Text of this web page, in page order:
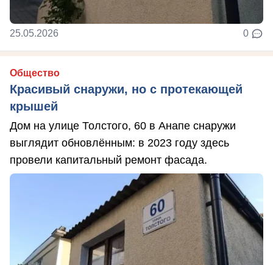
25.05.2026 0
Общество
Красивый снаружи, но с протекающей
крышей
Дом на улице Толстого, 60 в Анапе снаружи
выглядит обновлённым: в 2023 году здесь
провели капитальный ремонт фасада.